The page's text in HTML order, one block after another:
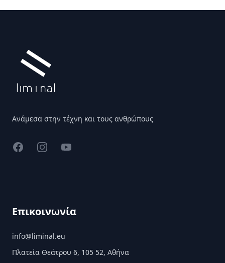
Ανάμεσα στην τέχνη και τους ανθρώπους
FacebookInstagramYouTube
Επικοινωνία
info@liminal.eu
Πλατεία Θεάτρου 6, 105 52, Αθήνα